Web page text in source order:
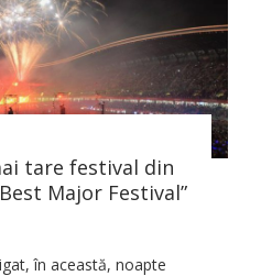
tare festival din
Major Festival”
în această, noapte